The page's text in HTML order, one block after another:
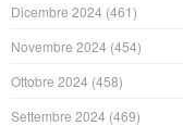
Dicembre 2024 (461)
Novembre 2024 (454)
Ottobre 2024 (458)
Settembre 2024 (469)